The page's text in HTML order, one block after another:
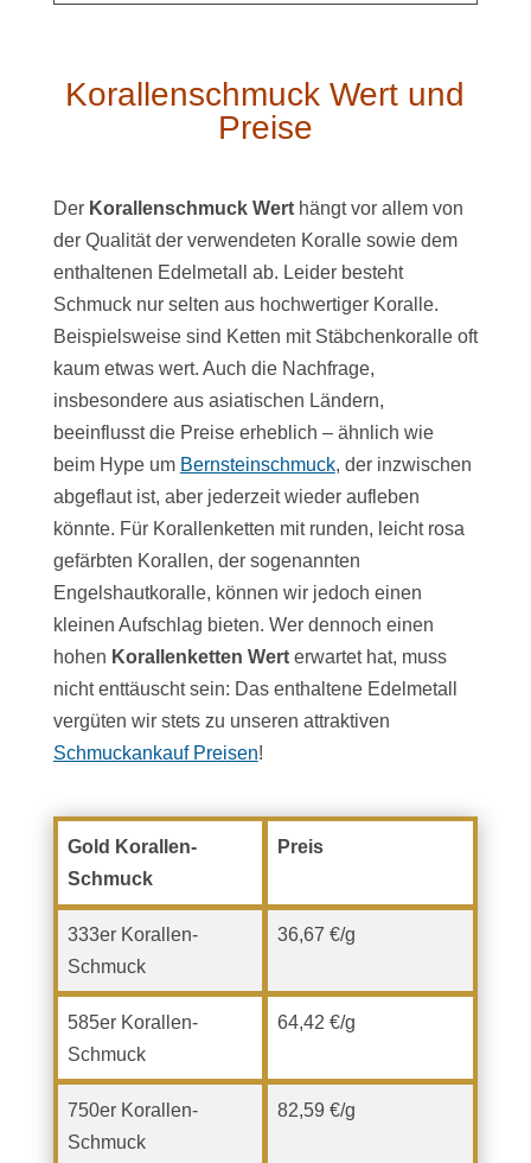
Korallenschmuck Wert und
Preise
Der Korallenschmuck Werthängt vor allem von
der Qualität der verwendeten Koralle sowie dem
enthaltenen Edelmetall ab. Leider besteht
Schmuck nur selten aus hochwertiger Koralle.
Beispielsweise sind Ketten mit Stäbchenkoralle oft
kaum etwas wert. Auch die Nachfrage,
insbesondere aus asiatischen Ländern,
beeinflusst die Preise erheblich – ähnlich wie
beim Hype um Bernsteinschmuck, der inzwischen
abgeflaut ist, aber jederzeit wieder aufleben
könnte. Für Korallenketten mit runden, leicht rosa
gefärbten Korallen, der sogenannten
Engelshautkoralle, können wir jedoch einen
kleinen Aufschlag bieten. Wer dennoch einen
hohen Korallenketten Werterwartet hat, muss
nicht enttäuscht sein: Das enthaltene Edelmetall
vergüten wir stets zu unseren attraktiven
Schmuckankauf Preisen!
Gold Korallen-
Schmuck
Preis
333er Korallen-
Schmuck
36,67 €/g
585er Korallen-
Schmuck
64,42 €/g
750er Korallen-
Schmuck
82,59 €/g